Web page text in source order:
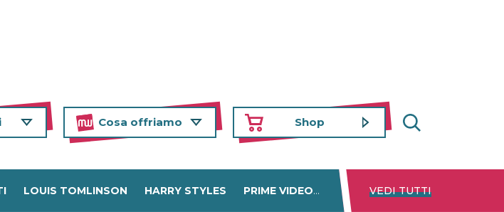
Cosa offriamo Shop
LOUIS TOMLINSON HARRY STYLES PRIME VIDEO DISNEY+ NETFLIX
VEDI TUTTI